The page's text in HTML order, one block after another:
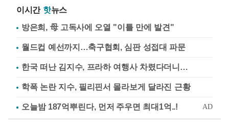
이시간 핫뉴스
방은희, 母 고독사에 오열 "이틀 만에 발견"
월드컵 예선까지…축구협회, 심판 성접대 파문
한국 떠난 김지수, 프라하 여행사 차렸다더니…
학폭 논란 지수, 필리핀서 몰라보게 달라진 근황